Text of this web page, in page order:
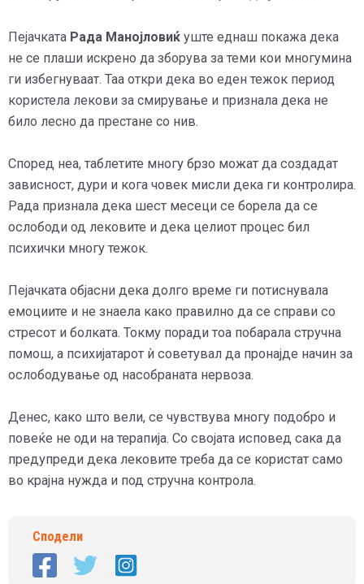
Пејачката Рада Манојловиќ уште еднаш покажа дека
не се плаши искрено да зборува за теми кои многумина
ги избегнуваат. Таа откри дека во еден тежок период
користела лекови за смирување и признала дека не
било лесно да престане со нив.
Според неа, таблетите многу брзо можат да создадат
зависност, дури и кога човек мисли дека ги контролира.
Рада признала дека шест месеци се борела да се
ослободи од лековите и дека целиот процес бил
психички многу тежок.
Пејачката објасни дека долго време ги потиснувала
емоциите и не знаела како правилно да се справи со
стресот и болката. Токму поради тоа побарала стручна
помош, а психијатарот ѝ советувал да пронајде начин за
ослободување од насобраната нервоза.
Денес, како што вели, се чувствува многу подобро и
повеќе не оди на терапија. Со својата исповед сака да
предупреди дека лековите треба да се користат само
во крајна нужда и под стручна контрола.
Сподели